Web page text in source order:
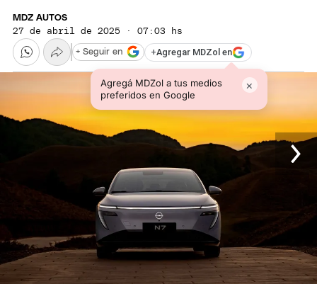
MDZ AUTOS
27 de abril de 2025 · 07:03 hs
+Agregar MDZol en
Agregá MDZol a tus medios
preferidos en Google
×
+ Seguir en